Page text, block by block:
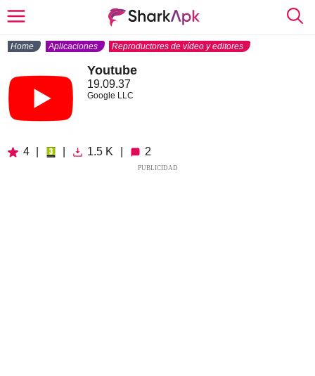
Home Aplicaciones Reproductores de vídeo y editores
Youtube
19.09.37
Google LLC
4 1.5 K 2
PUBLICIDAD